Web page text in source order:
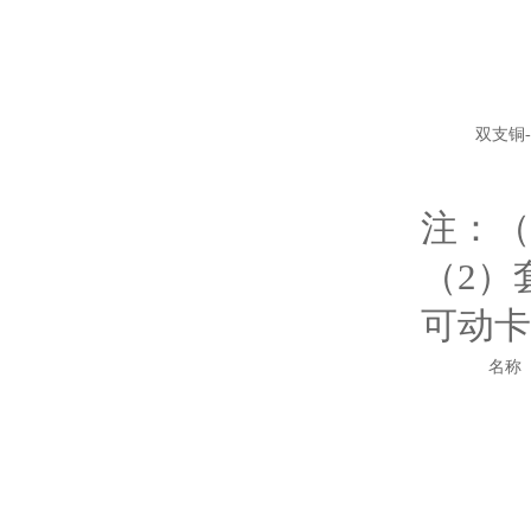
双支铜
注：
（2
可动
名称